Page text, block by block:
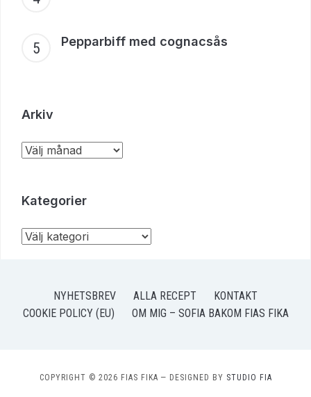
Pepparbiff med cognacsås
Arkiv
Kategorier
NYHETSBREV ALLA RECEPT
KONTAKT
COOKIE POLICY (EU)
OM MIG – SOFIA BAKOM FIAS FIKA
COPYRIGHT © 2026 FIAS FIKA — DESIGNED BY STUDIO FIA